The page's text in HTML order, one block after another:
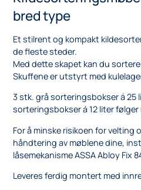
bred type
Et stilrent og kompakt
de fleste steder.
Med dette skapet kan du
Skuffene er utstyrt med
3 stk. grå sorteringsbokser á 25
sorteringsbokser á 12 liter
For å minske risikoen for velting
håndtering av møblene dine,
låsemekanisme ASSA Abloy Fix
Leveres ferdig montert med